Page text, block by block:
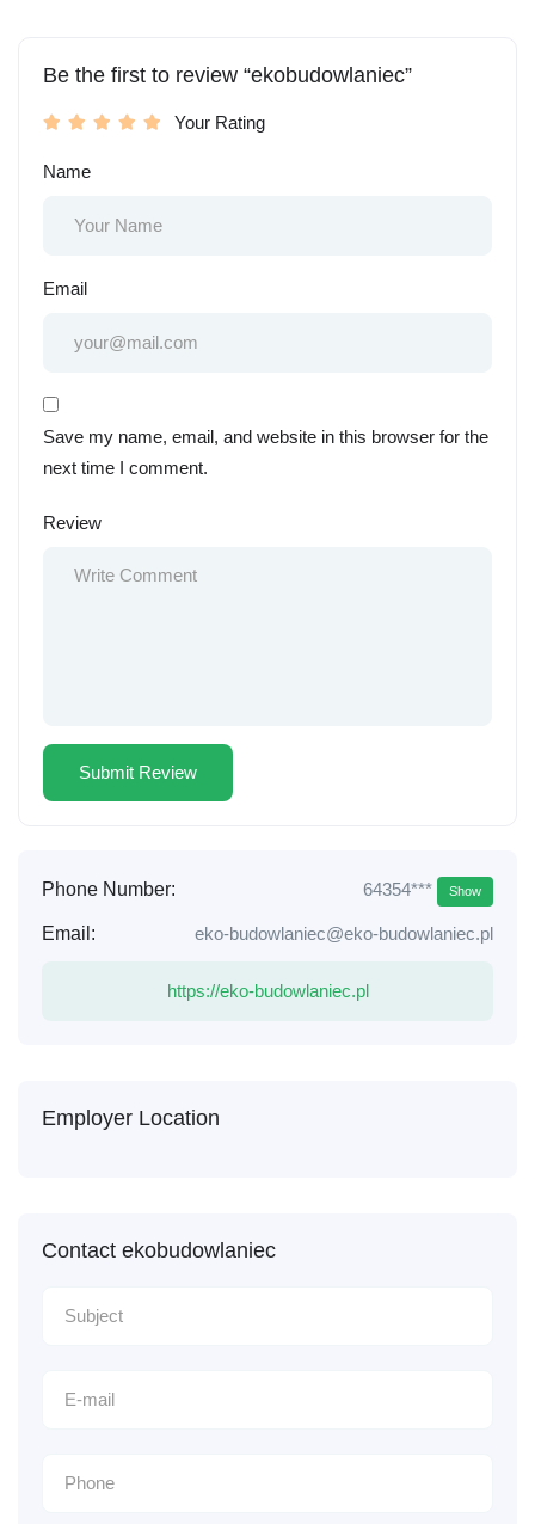
Be the first to review “ekobudowlaniec”
Your Rating
Name
Email
Save my name, email, and website in this browser for the
next time I comment.
Review
Phone Number: 64354*** Show
Email: eko-budowlaniec@eko-budowlaniec.pl
https://eko-budowlaniec.pl
Employer Location
Contact ekobudowlaniec